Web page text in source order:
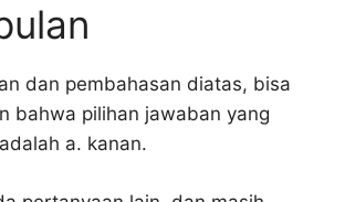
dan pembahasan diatas, bisa
bahwa pilihan jawaban yang
a. kanan.